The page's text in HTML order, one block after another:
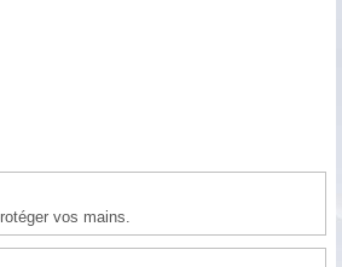
vos mains.